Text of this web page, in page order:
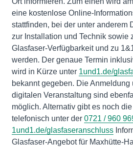
eine kostenlose Online-
stattfinden, bei der unter anderem
zur Installation und Technik sowie
Glasfaser-Verfügbarkeit und zu
werden. Der genaue Termin
wird in Kürze unter 1und1.de/
bekannt gegeben. Die Anmeldung
digitalen Veranstaltung sind
möglich. Alternativ gibt es noch
telefonisch unter der 0721 / 960
1und1.de/glasfaseranschluss
Glasfaser-Angebot für Maxhütte-